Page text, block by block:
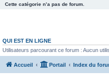
Cette catégorie n’a pas de forum.
QUI EST EN LIGNE
Utilisateurs parcourant ce forum : Aucun
Accueil Portail Index du